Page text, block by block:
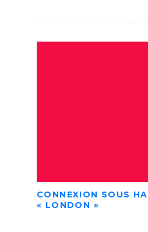
CONNEXION SOUS
« LONDON »